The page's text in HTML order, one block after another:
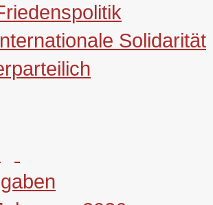
Solidarität